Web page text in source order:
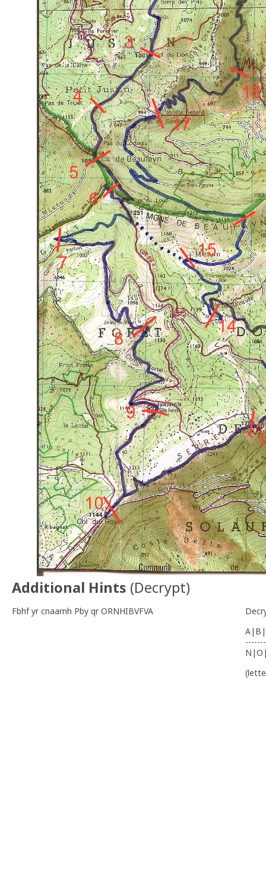
Additional Hints (Decrypt)
Fbhf yr cnaarnh Pby qr ORNHIBVFVA